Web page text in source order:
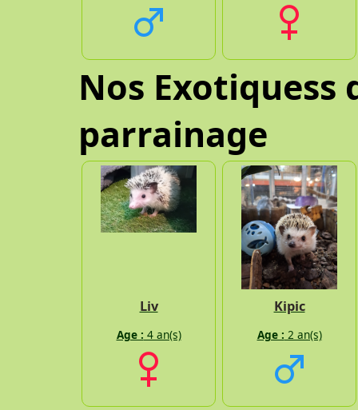
Nos
parrainage
Liv
Age : 4 an(s)
Kipic
Age : 2 an(s)